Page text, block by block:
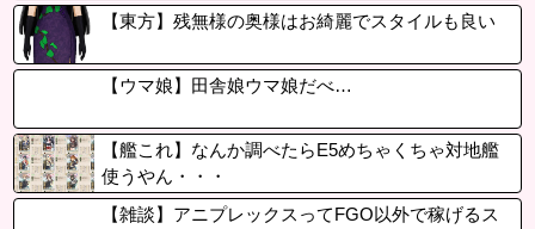
【東方】残無様の奥様はお綺麗でスタイルも良い
【ウマ娘】田舎娘ウマ娘だべ…
【艦これ】なんか調べたらE5めちゃくちゃ対地艦
使うやん・・・
【雑談】アニプレックスってFGO以外で稼げるス